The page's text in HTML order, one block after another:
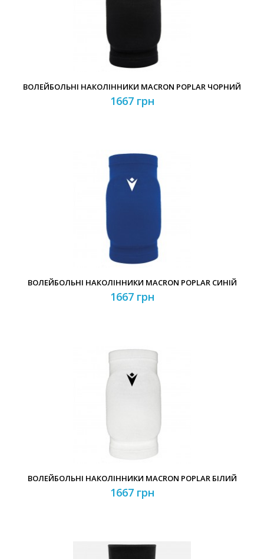
ВОЛЕЙБОЛЬНІ НАКОЛІННИКИ MACRON POPLAR ЧОРНИЙ
1667 грн
ВОЛЕЙБОЛЬНІ НАКОЛІННИКИ MACRON POPLAR СИНІЙ
1667 грн
ВОЛЕЙБОЛЬНІ НАКОЛІННИКИ MACRON POPLAR БІЛИЙ
1667 грн